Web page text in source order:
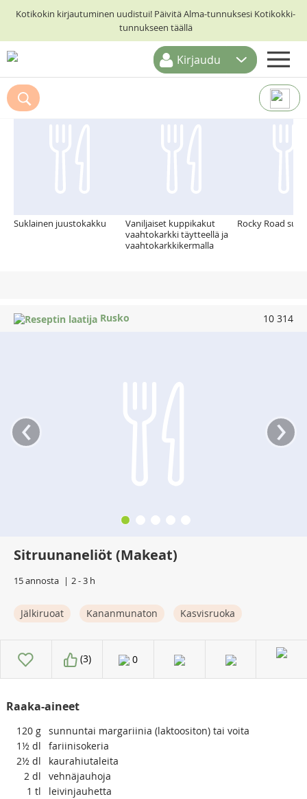
Kotikokin kirjautuminen uudistui! Päivitä Alma-tunnuksesi Kotikokki-
tunnukseen täällä
ETUSIVU
RESEPTIHAKU
Kirjaudu
Suosittelemme myös
Suklainen juustokakku
Vaniljaiset kuppikakut
vaahtokarkki täytteellä ja
vaahtokarkkikermalla
Rocky Road
Rusko 10 314
‹ ›
Sitruunaneliöt (Makeat)
15 annosta 2 - 3 h
Jälkiruoat Kananmunaton Kasvisruoka
(3) 0
Raaka-aineet
120 g sunnuntai margariinia (laktoositon) tai voita
1½ dl
fariinisokeria
2½ dl
kaurahiutaleita
2 dl
vehnäjauhoja
1 tl
leivinjauhetta